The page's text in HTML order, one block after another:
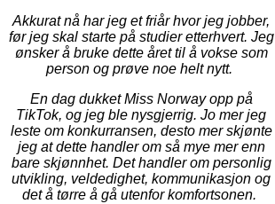
Akkurat nå har jeg et friår hvor jeg jobber,
før jeg skal starte på studier etterhvert. Jeg
ønsker å bruke dette året til å vokse som
person og prøve noe helt nytt.
En dag dukket Miss Norway opp på
TikTok, og jeg blenysgjerrig. Jo mer jeg
leste om konkurransen, desto mer skjønte
jeg at dette handler om så mye mer enn
bare skjønnhet. Det handler om personlig
utvikling, veldedighet, kommunikasjon og
det å tørre å gå utenfor komfortsonen.